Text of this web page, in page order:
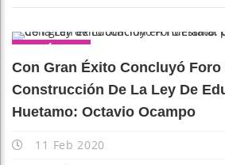
Con Gran Éxito Concluyó Foro
Construcción De La Ley De
Huetamo: Octavio Ocampo
11 Feb 2020